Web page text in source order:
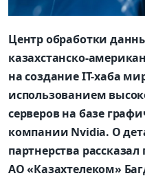
Центр обработки
казахстанско-
на создание IT-хаба
использованием
серверов на базе
компании Nvidia. О
партнерства
АО «Казахтелеком»